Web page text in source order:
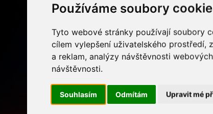
Používáme soubory
Tyto webové stránky používají soubory
cílem vylepšení uživatelského prostředí,
a reklam, analýzy návštěvnosti
návštěvnosti.
Souhlasím Odmítám Upravit mé